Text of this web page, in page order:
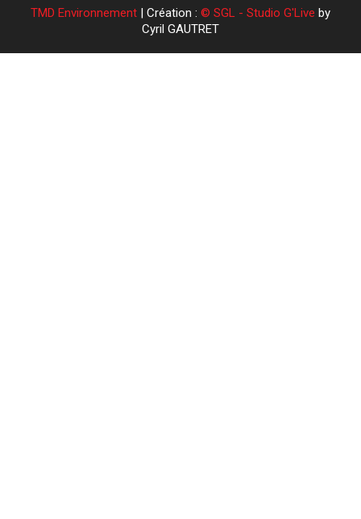
TMD Environnement | Création : © SGL - Studio G'Live by
Cyril GAUTRET